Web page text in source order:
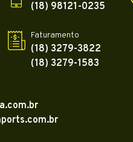
(18) 98121-0235
Faturamento
(18) 3279-3822
(18) 3279-1583